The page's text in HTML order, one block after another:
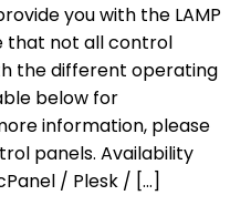
you with the LAMP
that not all control
the different operating
below for
information, please
panels. Availability
/ Plesk / […]